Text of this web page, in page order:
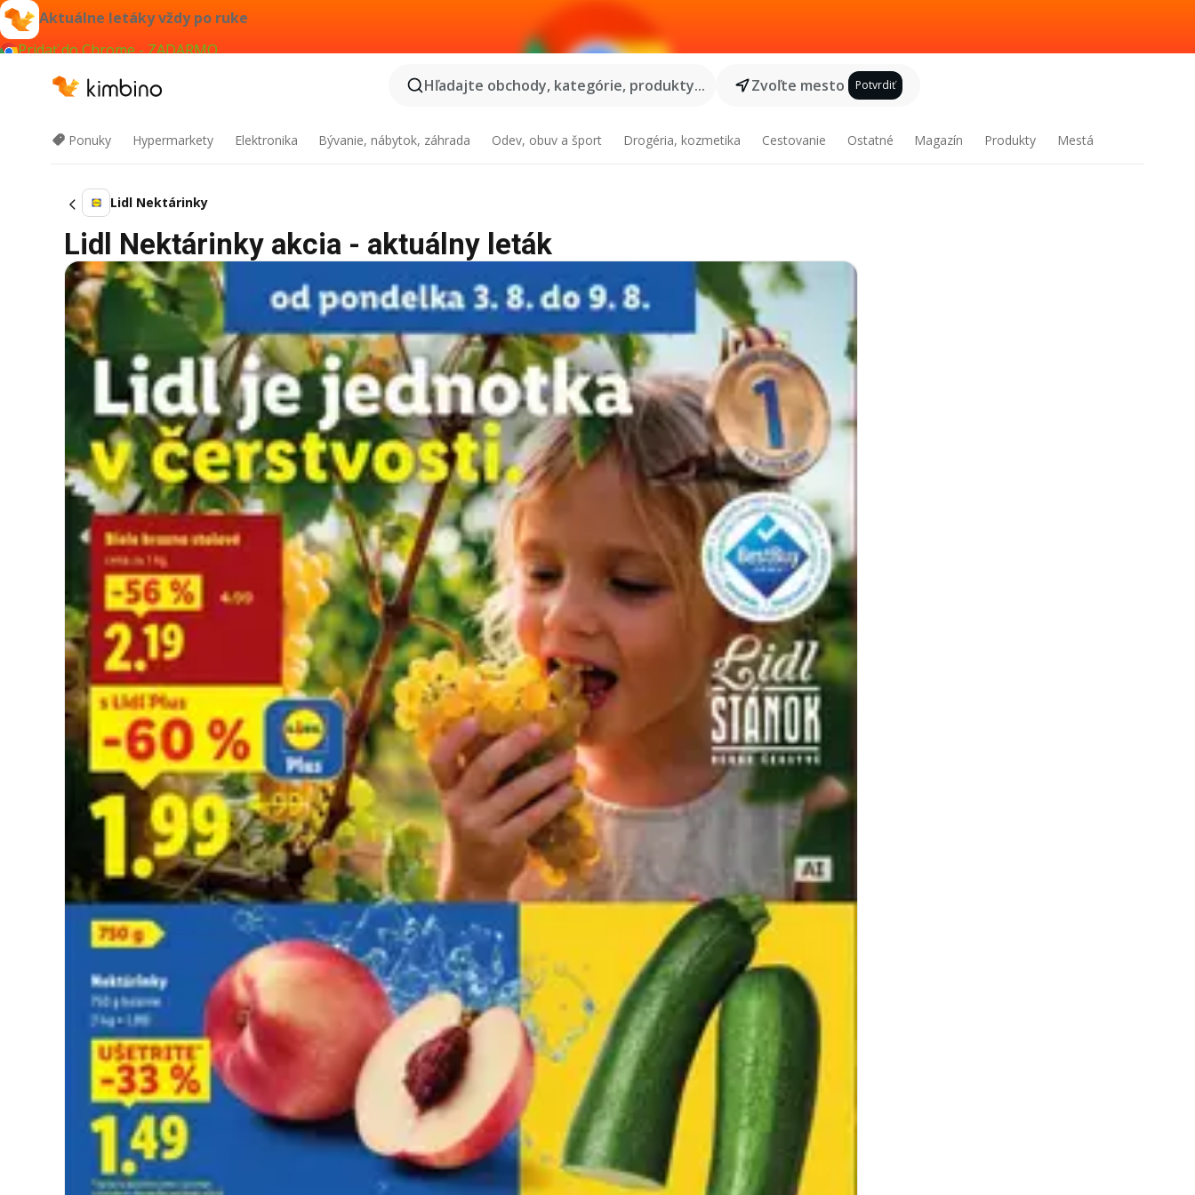
Aktuálne letáky vždy po ruke
Pridať do Chrome - ZADARMO
Hľadajte obchody, kategórie, produkty...
Zvoľte mesto Potvrdiť
Ponuky Hypermarkety Elektronika Bývanie, nábytok, záhrada Odev, obuv a šport Drogéria, kozmetika Cestovanie Ostatné Magazín Produkty Mestá
Lidl Nektárinky
Lidl Nektárinky akcia - aktuálny leták